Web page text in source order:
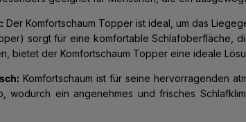
Der Komfortschaum Topper ist ideal, um das
sorgt für eine komfortable Schlafoberfläche,
bietet der Komfortschaum Topper eine ideale
Komfortschaum ist für seine hervorragenden
wodurch ein angenehmes und frisches